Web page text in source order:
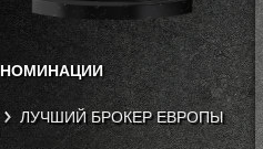
НОМИНАЦИИ
ЛУЧШИЙ БРОКЕР ЕВРОПЫ